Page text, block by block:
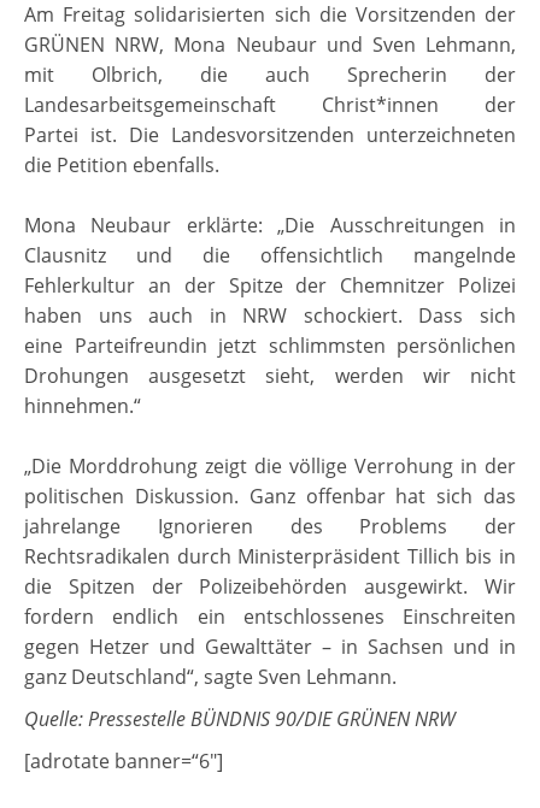
Am Freitag solidarisierten sich die Vorsitzenden der
GRÜNEN NRW, Mona Neubaur und Sven Lehmann,
mit Olbrich, die auch Sprecherin der
Landesarbeitsgemeinschaft Christ*innen der
Partei ist. Die Landesvorsitzenden unterzeichneten
die Petition ebenfalls.
Mona Neubaur erklärte: „Die Ausschreitungen in
Clausnitz und die offensichtlich mangelnde
Fehlerkultur an der Spitze der Chemnitzer Polizei
haben uns auch in NRW schockiert. Dass sich
eine Parteifreundin jetzt schlimmsten persönlichen
Drohungen ausgesetzt sieht, werden wir nicht
hinnehmen.“
„Die Morddrohung zeigt die völlige Verrohung in der
politischen Diskussion. Ganz offenbar hat sich das
jahrelange Ignorieren des Problems der
Rechtsradikalen durch Ministerpräsident Tillich bis in
die Spitzen der Polizeibehörden ausgewirkt. Wir
fordern endlich ein entschlossenes Einschreiten
gegen Hetzer und Gewalttäter – in Sachsen und in
ganz Deutschland“, sagte Sven Lehmann.
Quelle: Pressestelle BÜNDNIS 90/DIE GRÜNEN NRW
[adrotate banner=“6″]